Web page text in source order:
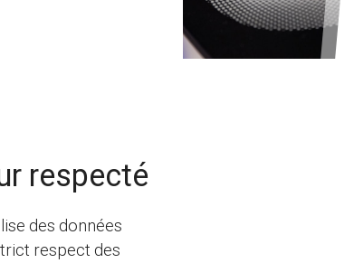
respecté
des données
respect des